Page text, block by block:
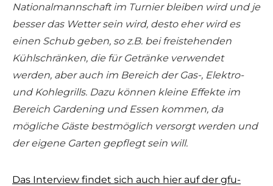
Nationalmannschaft im Turnier bleiben wird und je
besser das Wetter sein wird, desto eher wird es
einen Schub geben, so z.B. bei freistehenden
Kühlschränken, die für Getränke verwendet
werden, aber auch im Bereich der Gas-, Elektro-
und Kohlegrills. Dazu können kleine Effekte im
Bereich Gardening und Essen kommen, da
mögliche Gäste bestmöglich versorgt werden und
der eigene Garten gepflegt sein will.
Das Interview findet sich auch hier auf der gfu-